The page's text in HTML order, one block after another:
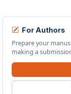
For Authors
Prepare your
making a